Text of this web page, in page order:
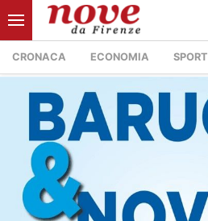
CRONACA ECONOMIA SPORT